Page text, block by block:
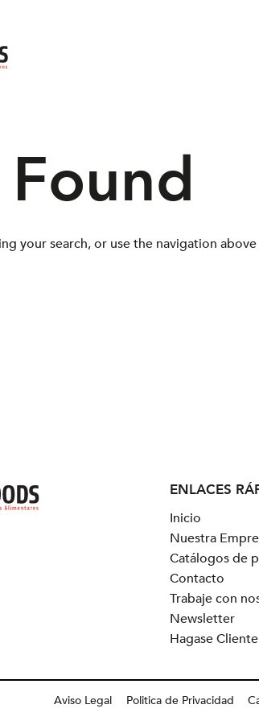
your search, or use the navigation
ENLACES
Inicio
Nuestra
Catálogos de
Contacto
Trabaje con
Newsletter
Hagase Cliente
Aviso Legal Politica de Privacidad